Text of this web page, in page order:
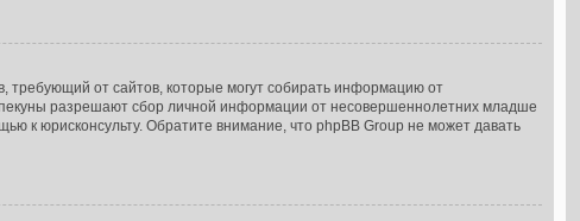
требующий от сайтов, которые могут собирать информацию от
разрешают сбор личной информации от несовершеннолетних младше
к юрисконсульту. Обратите внимание, что phpBB Group не может давать